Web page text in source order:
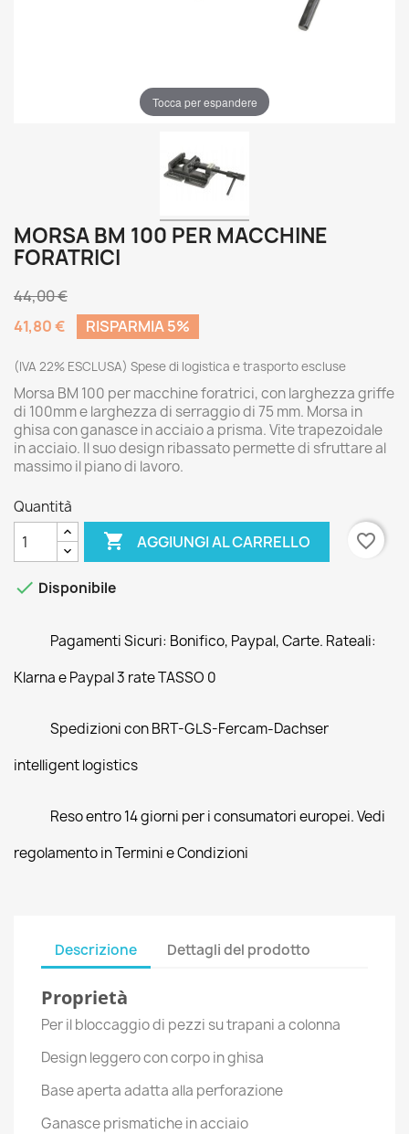
Tocca per espandere
MORSA BM 100 PER MACCHINE
FORATRICI
44,00 €
41,80 €
RISPARMIA 5%
(IVA 22% ESCLUSA) Spese di logistica e trasporto escluse
Morsa BM 100 per macchine foratrici, con larghezza griffe
di 100mm e larghezza di serraggio di 75 mm. Morsa in
ghisa con ganasce in acciaio a prisma. Vite trapezoidale
in acciaio. Il suo design ribassato permette di sfruttare al
massimo il piano di lavoro.
Quantità
 AGGIUNGI AL CARRELLO favorite_border
 Disponibile
Pagamenti Sicuri: Bonifico, Paypal, Carte. Rateali:
Klarna e Paypal 3 rate TASSO 0
Spedizioni con BRT-GLS-Fercam-Dachser
intelligent logistics
Reso entro 14 giorni per i consumatori europei. Vedi
regolamento in Termini e Condizioni
Descrizione Dettagli del prodotto
Proprietà
Per il bloccaggio di pezzi su trapani a colonna
Design leggero con corpo in ghisa
Base aperta adatta alla perforazione
Ganasce prismatiche in acciaio